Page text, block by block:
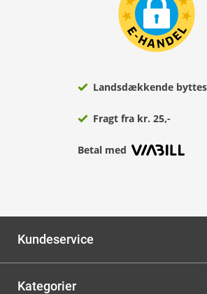
Landsdækkende
Fragt fra kr. 25,-
Betal med
Kundeservice
Kategorier